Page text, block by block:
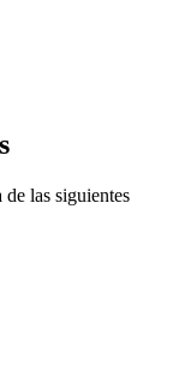
las siguientes